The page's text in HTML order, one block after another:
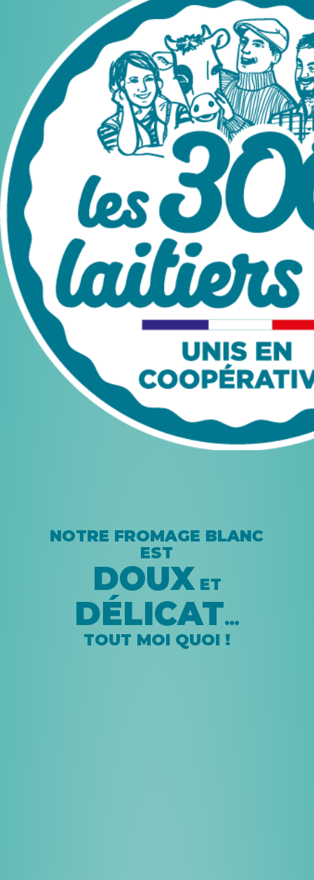
NOTRE FROMAGE BLANC
EST
DOUXET
DÉLICAT…
TOUT MOI QUOI !